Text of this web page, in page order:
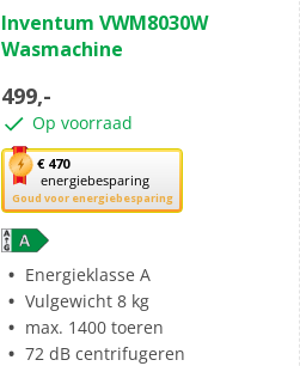
van
de
sterren.
1
beoordeling
Inventum VWM8030W
Wasmachine
499,-
Op voorraad
€ 470
energiebesparing
Goud voor energiebesparing
Met
deze
knop
opent
Youreko’s
tool
voor
energiebesparing.
Energieklasse A
Vulgewicht 8 kg
max. 1400 toeren
72 dB centrifugeren